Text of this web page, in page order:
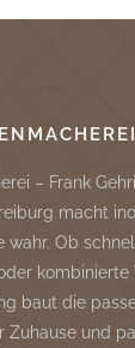
– Frank
macht
wahr. Ob
kombinierte
baut die
Zuhause und